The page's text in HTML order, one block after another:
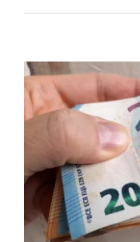
Ingrandisci
immagine